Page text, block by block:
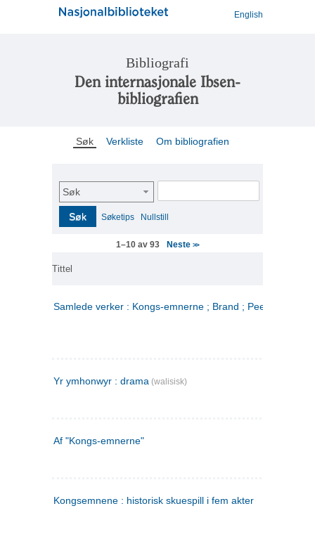
English
Bibliografi
Den internasjonale Ibsen-
bibliografien
Søk Verkliste Om bibliografien
Søk
Søk Søketips Nullstill
1–10 av 93 Neste>>
Tittel
Samlede verker : Kongs-emnerne ; Brand ; Peer Gynt. 2
Yr ymhonwyr : drama (walisisk)
Af "Kongs-emnerne"
Kongsemnene : historisk skuespill i fem akter